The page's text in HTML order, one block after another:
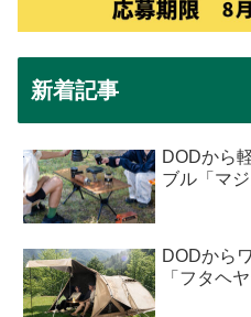
新着記事
DODから
ブル「マ
DODから
「フタヘ